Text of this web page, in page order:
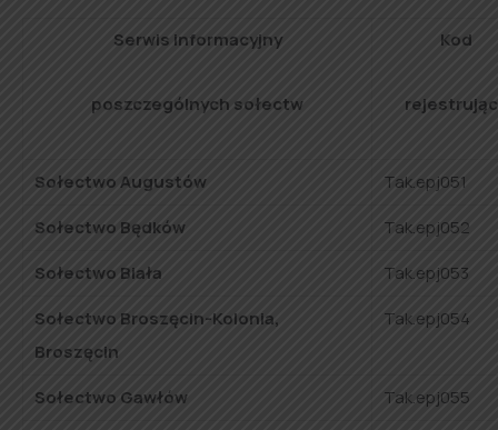
Serwis informacyjny
poszczególnych sołectw
Kod
Sołectwo Augustów
Tak.epj051
Sołectwo Będków
Tak.epj052
Sołectwo Biała
Tak.epj053
Sołectwo Broszęcin-Kolonia,
Broszęcin
Tak.epj054
Sołectwo Gawłów
Tak.epj055